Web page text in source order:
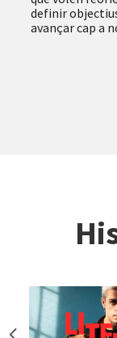
definir
avançar cap a